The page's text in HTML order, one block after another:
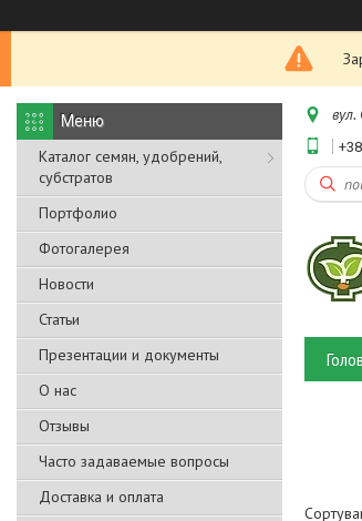
Каталог семян, удобрений,
субстратов
Портфолио
Фотогалерея
Новости
Статьи
Презентации и документы
О нас
Отзывы
Часто задаваемые вопросы
Доставка и оплата
вул.